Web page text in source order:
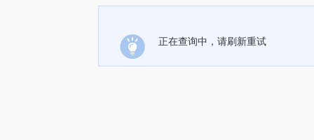
正在查询中，请刷新重试